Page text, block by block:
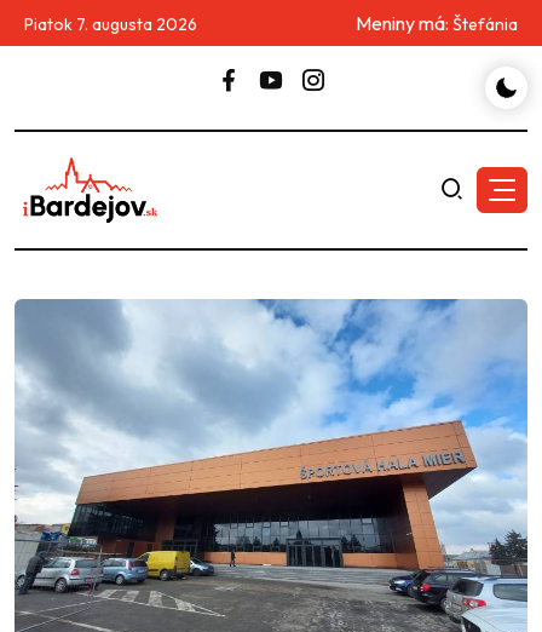
Piatok 7. augusta 2026 Meniny má: Štefánia